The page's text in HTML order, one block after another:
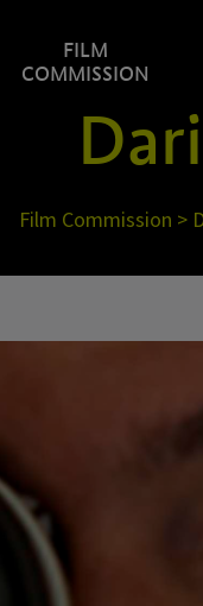
FILM
COMMISSION
Film Commission >